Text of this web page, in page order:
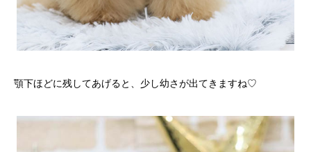
顎下ほどに残してあげると、少し幼さが出てきますね♡